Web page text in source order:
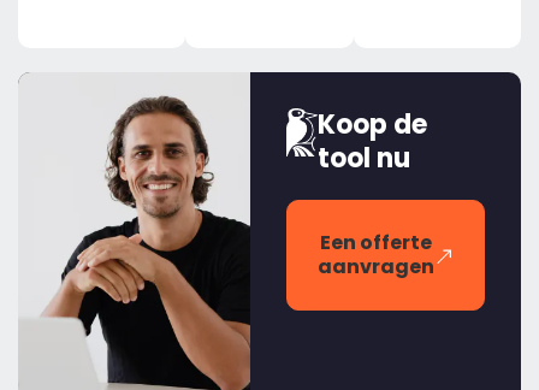
Koop de
tool nu
Een offerte
aanvragen